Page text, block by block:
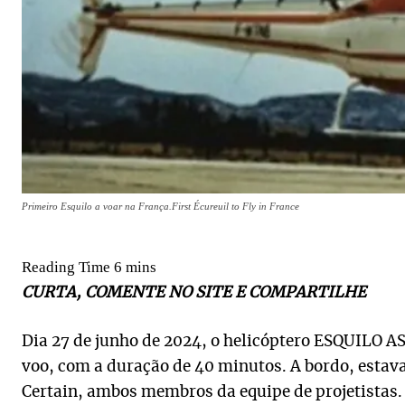
Primeiro Esquilo a voar na França.First Écureuil to Fly in France
CURTA, COMENTE NO SITE E COMPARTILHE
Dia 27 de junho de 2024, o helicóptero ESQUILO
voo, com a duração de 40 minutos. A bordo,
Certain, ambos membros da equipe de projetistas.